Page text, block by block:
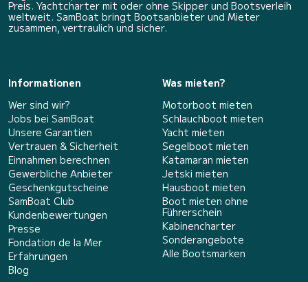
Preis. Yachtcharter mit oder ohne Skipper und Bootsverleih
weltweit. SamBoat bringt Bootsanbieter und Mieter
zusammen, vertraulich und sicher.
Informationen
Wer sind wir?
Jobs bei SamBoat
Unsere Garantien
Vertrauen & Sicherheit
Einnahmen berechnen
Gewerbliche Anbieter
Geschenkgutscheine
SamBoat Club
Kundenbewertungen
Presse
Fondation de la Mer
Erfahrungen
Blog
Was mieten?
Motorboot mieten
Schlauchboot mieten
Yacht mieten
Segelboot mieten
Katamaran mieten
Jetski mieten
Hausboot mieten
Boot mieten ohne
Führerschein
Kabinencharter
Sonderangebote
Alle Bootsmarken